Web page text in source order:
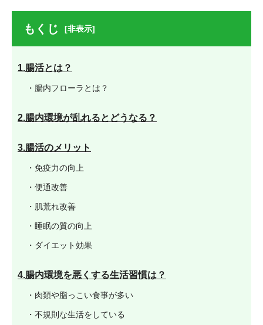
もくじ [非表示]
1.腸活とは？
・腸内フローラとは？
2.腸内環境が乱れるとどうなる？
3.腸活のメリット
・免疫力の向上
・便通改善
・肌荒れ改善
・睡眠の質の向上
・ダイエット効果
4.腸内環境を悪くする生活習慣は？
・肉類や脂っこい食事が多い
・不規則な生活をしている